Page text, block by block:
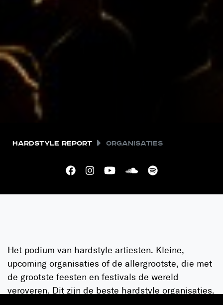
Hardstyle Report Organisaties
Het podium van hardstyle artiesten. Kleine,
upcoming organisaties of de allergrootste, die met
de grootste feesten en festivals de wereld
veroveren. Dit zijn de beste hardstyle organisaties.